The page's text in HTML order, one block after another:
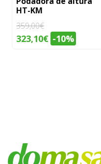
HT-KM
359,00€
323,10€ -10%
se
pueden
elegir
en